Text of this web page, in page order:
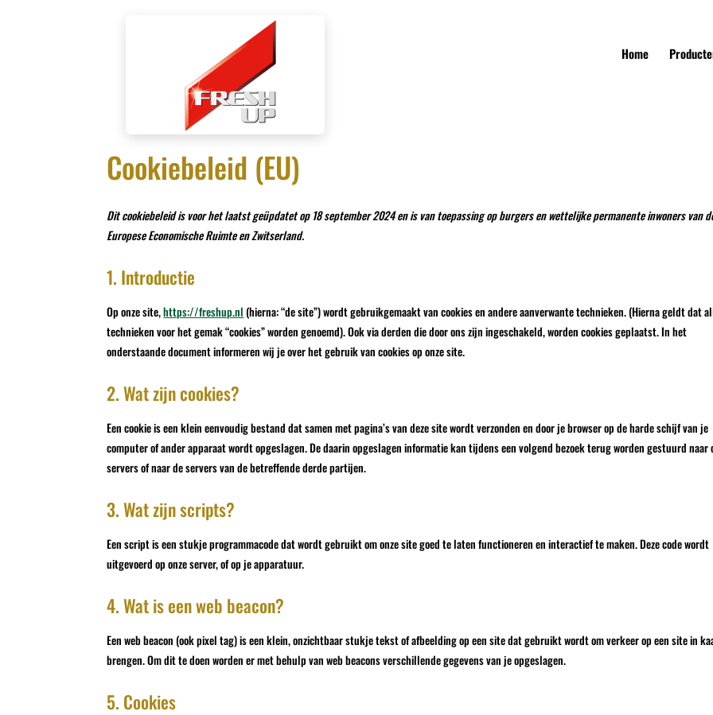
Home
Cookiebeleid (EU)
Dit cookiebeleid is voor het laatst geüpdatet op 18 september 2024 en is van toepassing op burgers en wettelijke permanente inwoners van
Europese Economische Ruimte en Zwitserland.
1. Introductie
Op onze site,https://freshup.nl (hierna: “de site”) wordt gebruikgemaakt van cookies en andere aanverwante technieken. (Hierna geldt dat
technieken voor het gemak “cookies” worden genoemd). Ook via derden die door ons zijn ingeschakeld, worden cookies geplaatst. In het
onderstaande document informeren wij je over het gebruik van cookies op onze site.
2. Wat zijn cookies?
Een cookie is een klein eenvoudig bestand dat samen met pagina’s van deze site wordt verzonden en door je browser op de harde schijf van je
computer of ander apparaat wordt opgeslagen. De daarin opgeslagen informatie kan tijdens een volgend bezoek terug worden gestuurd naar
servers of naar de servers van de betreffende derde partijen.
3. Wat zijn scripts?
Een script is een stukje programmacode dat wordt gebruikt om onze site goed te laten functioneren en interactief te maken. Deze code wordt
uitgevoerd op onze server, of op je apparatuur.
4. Wat is een web beacon?
Een web beacon (ook pixel tag) is een klein, onzichtbaar stukje tekst of afbeelding op een site dat gebruikt wordt om verkeer op een site in
brengen. Om dit te doen worden er met behulp van web beacons verschillende gegevens van je opgeslagen.
5. Cookies